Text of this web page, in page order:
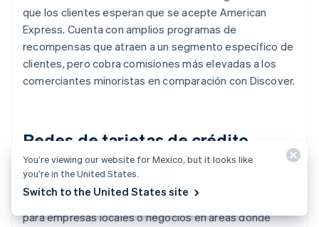
que los clientes esperan que se acepte American
Express. Cuenta con amplios programas de
recompensas que atraen a un segmento específico de
clientes, pero cobra comisiones más elevadas a los
comerciantes minoristas en comparación con Discover.
Redes de tarjetas de crédito
locales
Las redes de tarjetas de crédito locales son ideales
para empresas locales o negocios en áreas donde
You’re viewing our website for Mexico, but it looks like
you’re in the United States.
Switch to the United States site